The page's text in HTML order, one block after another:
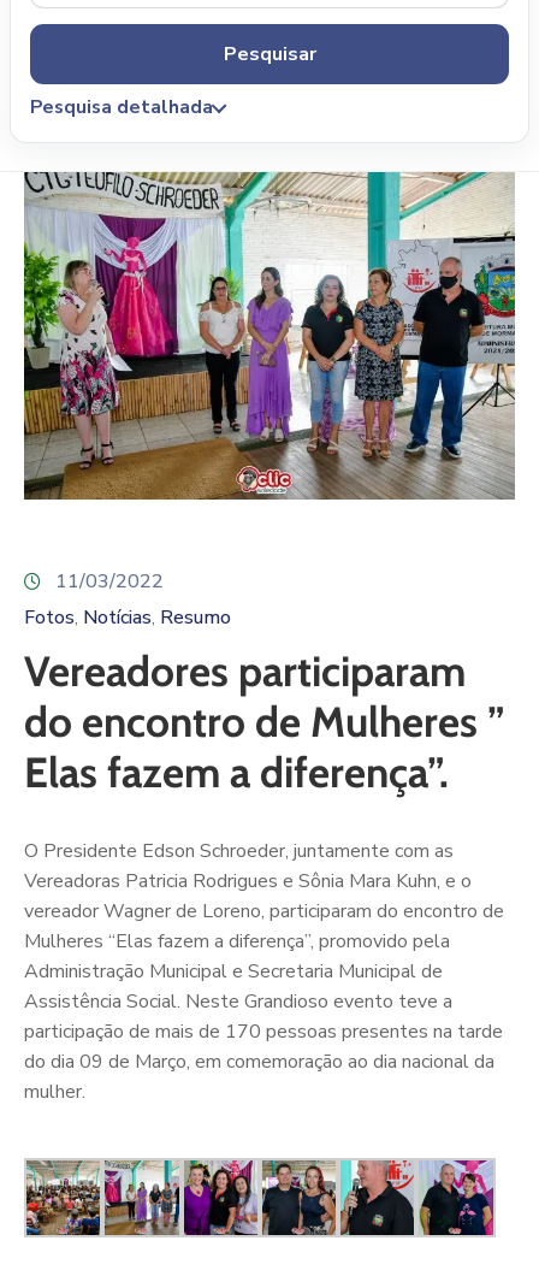
Pesquisar
Pesquisa detalhada
11/03/2022
Fotos‚ Notícias‚ Resumo
Vereadores participaram
do encontro de Mulheres ”
Elas fazem a diferença”.
O Presidente Edson Schroeder, juntamente com as
Vereadoras Patricia Rodrigues e Sônia Mara Kuhn, e o
vereador Wagner de Loreno, participaram do encontro de
Mulheres “Elas fazem a diferença”, promovido pela
Administração Municipal e Secretaria Municipal de
Assistência Social. Neste Grandioso evento teve a
participação de mais de 170 pessoas presentes na tarde
do dia 09 de Março, em comemoração ao dia nacional da
mulher.